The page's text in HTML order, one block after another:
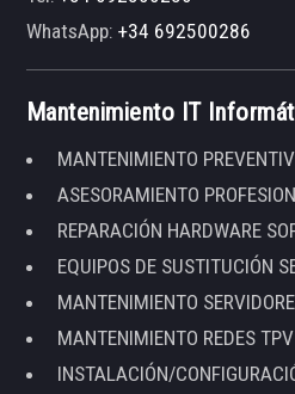
WhatsApp:+34 692500286
Mantenimiento IT
MANTENIMIENTO
ASESORAMIENTO
REPARACIÓN HARDWARE
EQUIPOS DE SUSTITUCIÓN
MANTENIMIENTO
MANTENIMIENTO REDES
INSTALACIÓN/